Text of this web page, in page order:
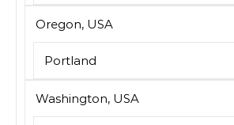
Oregon, USA
Portland
Washington, USA